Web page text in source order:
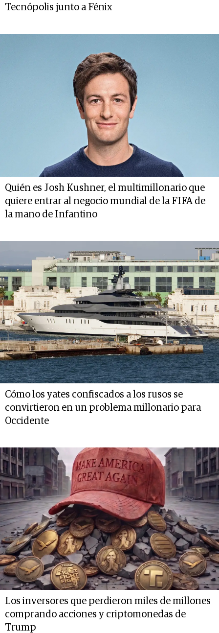
Tecnópolis junto a Fénix
Quién es Josh Kushner, el multimillonario que
quiere entrar al negocio mundial de la FIFA de
la mano de Infantino
Cómo los yates confiscados a los rusos se
convirtieron en un problema millonario para
Occidente
Los inversores que perdieron miles de millones
comprando acciones y criptomonedas de
Trump